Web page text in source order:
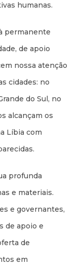
humanas.
permanente
de apoio
nossa atenção
cidades: no
do Sul, no
alcançam os
Líbia com
profunda
e materiais.
e governantes,
de apoio e
de
em